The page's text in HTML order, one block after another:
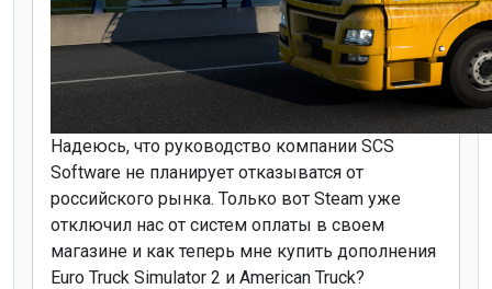
Надеюсь, что руководство компании SCS
Software не планирует отказыватся от
российского рынка. Только вот Steam уже
отключил нас от систем оплаты в своем
магазине и как теперь мне купить дополнения
Euro Truck Simulator 2 и American Truck?